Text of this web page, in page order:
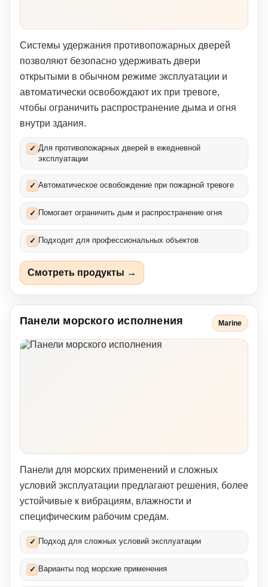
Системы удержания противопожарных дверей
позволяют безопасно удерживать двери
открытыми в обычном режиме эксплуатации и
автоматически освобождают их при тревоге,
чтобы ограничить распространение дыма и огня
внутри здания.
✓ Для противопожарных дверей в ежедневной
эксплуатации
✓ Автоматическое освобождение при пожарной тревоге
✓ Помогает ограничить дым и распространение огня
✓ Подходит для профессиональных объектов
Смотреть продукты →
Панели морского исполнения Marine
Панели для морских применений и сложных
условий эксплуатации предлагают решения, более
устойчивые к вибрациям, влажности и
специфическим рабочим средам.
✓ Подход для сложных условий эксплуатации
✓ Варианты под морские применения